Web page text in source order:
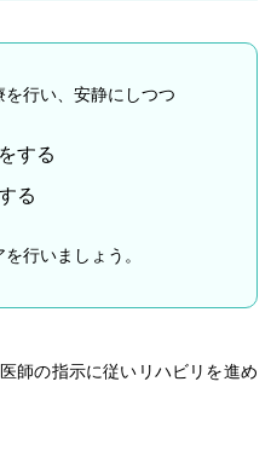
を行い、安静にしつつ
する
る
行いましょう。
師の指示に従いリハビリを進め